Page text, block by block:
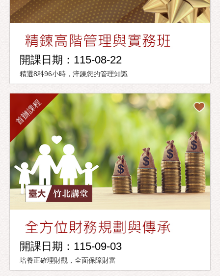
開課日期：115-08-22
精選8科96小時，淬鍊您的管理知識
首辦課程
開課日期：115-09-03
培養正確理財觀，全面保障財富